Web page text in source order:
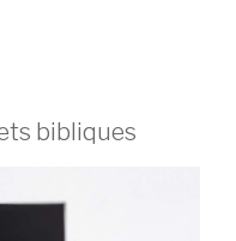
bibliques